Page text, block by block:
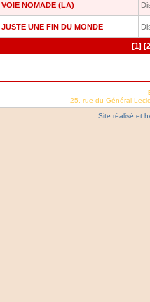
VOIE NOMADE (LA)
JUSTE UNE FIN DU MONDE
[1]
25, rue du Général
Site réalisé et